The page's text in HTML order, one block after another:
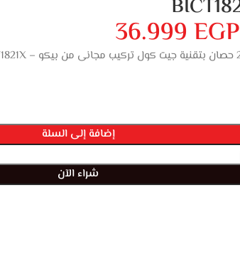
36.999EGP
إضافة إلى السلة
شراء الآن